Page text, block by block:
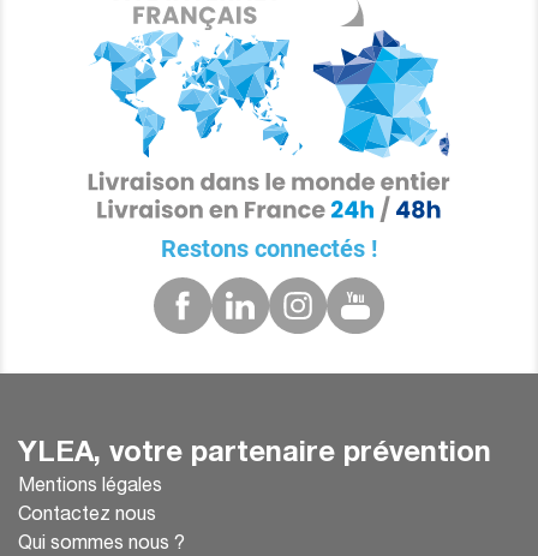
Restons connectés !
YLEA, votre partenaire prévention
Mentions légales
Contactez nous
Qui sommes nous ?